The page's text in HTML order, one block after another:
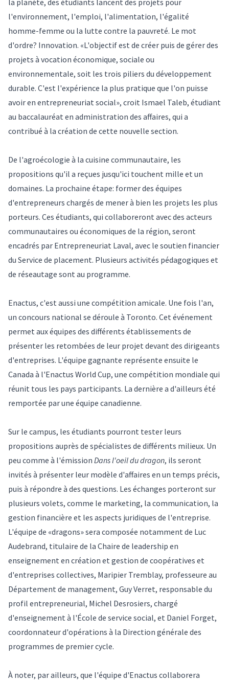
l'environnement, l'emploi, l'alimentation, l'égalité
homme-femme ou la lutte contre la pauvreté. Le mot
d'ordre? Innovation. «L'objectif est de créer puis de gérer des
projets à vocation économique, sociale ou
environnementale, soit les trois piliers du développement
durable. C'est l'expérience la plus pratique que l'on puisse
avoir en entrepreneuriat social», croit Ismael Taleb, étudiant
au baccalauréat en administration des affaires, qui a
contribué à la création de cette nouvelle section.
De l'agroécologie à la cuisine communautaire, les
propositions qu'il a reçues jusqu'ici touchent mille et un
domaines. La prochaine étape: former des équipes
d'entrepreneurs chargés de mener à bien les projets les plus
porteurs. Ces étudiants, qui collaboreront avec des acteurs
communautaires ou économiques de la région, seront
encadrés par Entrepreneuriat Laval, avec le soutien financier
du Service de placement. Plusieurs activités pédagogiques et
de réseautage sont au programme.
Enactus, c'est aussi une compétition amicale. Une fois l'an,
un concours national se déroule à Toronto. Cet événement
permet aux équipes des différents établissements de
présenter les retombées de leur projet devant des dirigeants
d'entreprises. L'équipe gagnante représente ensuite le
Canada à l'Enactus World Cup, une compétition mondiale qui
réunit tous les pays participants. La dernière a d'ailleurs été
remportée par une équipe canadienne.
Sur le campus, les étudiants pourront tester leurs
propositions auprès de spécialistes de différents milieux. Un
peu comme à l'émission Dans l'oeil du dragon, ils seront
invités à présenter leur modèle d'affaires en un temps précis,
puis à répondre à des questions. Les échanges porteront sur
plusieurs volets, comme le marketing, la communication, la
gestion financière et les aspects juridiques de l'entreprise.
L'équipe de «dragons» sera composée notamment de Luc
Audebrand, titulaire de la Chaire de leadership en
enseignement en création et gestion de coopératives et
d'entreprises collectives, Maripier Tremblay, professeure au
Département de management, Guy Verret, responsable du
profil entrepreneurial, Michel Desrosiers, chargé
d'enseignement à l'École de service social, et Daniel Forget,
coordonnateur d'opérations à la Direction générale des
programmes de premier cycle.
À noter, par ailleurs, que l'équipe d'Enactus collaborera